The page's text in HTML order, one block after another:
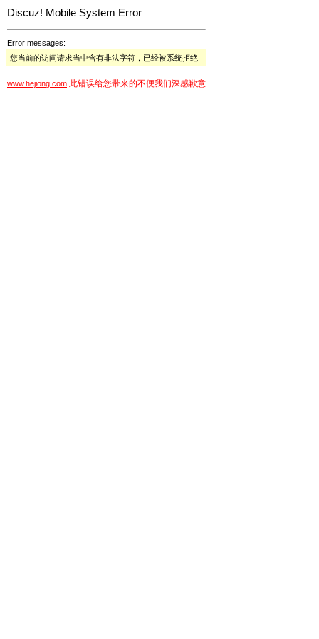
Discuz! Mobile System Error
Error messages:
您当前的访问请求当中含有非法字符，已经被系统拒绝
www.hejiong.com 此错误给您带来的不便我们深感歉意